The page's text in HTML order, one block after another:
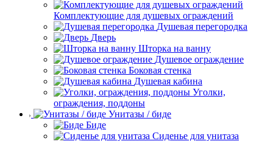
Комплектующие для душевых ограждений
Душевая перегородка
Дверь
Шторка на ванну
Душевое ограждение
Боковая стенка
Душевая кабина
Уголки,
ограждения, поддоны
Унитазы / биде
Биде
Сиденье для унитаза